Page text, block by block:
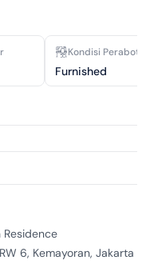
Kondisi Perabotan
Furnished
6, Kemayoran, Jakarta